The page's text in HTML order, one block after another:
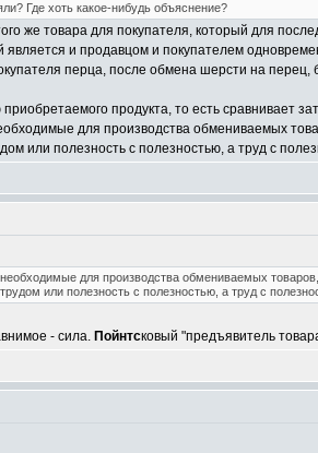
Где хоть какое-нибудь объяснение?
же товара для покупателя, который для
и продавцом и покупателем
перца, после обмена шерсти на перец,
продукта, то есть сравнивает
для производства обмениваемых
или полезность с полезностью, а труд с
для производства обмениваемых
или полезность с полезностью, а труд с
- сила. Пойнтсковый "предъявитель